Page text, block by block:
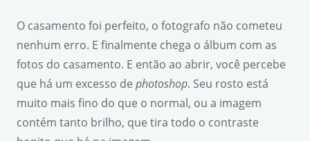
O casamento foi perfeito, o fotografo não cometeu
nenhum erro. E finalmente chega o álbum com as
fotos do casamento. E então ao abrir, você percebe
que há um excesso de photoshop. Seu rosto está
muito mais fino do que o normal, ou a imagem
contém tanto brilho, que tira todo o contraste